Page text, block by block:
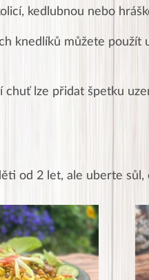
kedlubnou nebo
knedlíků můžete použít
chuť lze přidat špetku
od 2 let, ale uberte sůl,